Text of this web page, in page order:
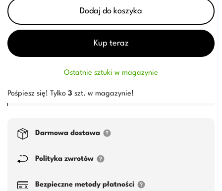
Dodaj do koszyka
Kup teraz
Ostatnie sztuki w magazynie
Pośpiesz się! Tylko 3 szt. w magazynie!
Darmowa dostawa
Polityka zwrotów
Bezpieczne metody płatności